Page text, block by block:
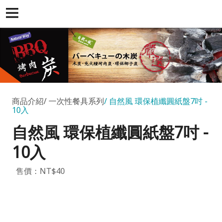
商品介紹 一次性餐具系列 自然風 環保植纖圓紙盤7吋 -
10入
自然風 環保植纖圓紙盤7吋 -
10入
售價：NT$40